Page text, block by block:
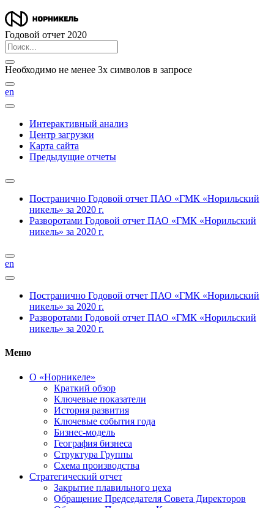
Годовой отчет 2020
Необходимо не менее 3х символов в запросе
en
Интерактивный анализ
Центр загрузки
Карта сайта
Предыдущие отчеты
Постранично Годовой отчет ПАО «ГМК «Норильский
никель» за 2020 г.
Разворотами Годовой отчет ПАО «ГМК «Норильский
никель» за 2020 г.
en
Постранично Годовой отчет ПАО «ГМК «Норильский
никель» за 2020 г.
Разворотами Годовой отчет ПАО «ГМК «Норильский
никель» за 2020 г.
Меню
О «Норникеле»
Краткий обзор
Ключевые показатели
История развития
Ключевые события года
Бизнес-модель
География бизнеса
Структура Группы
Схема производства
Стратегический отчет
Закрытие плавильного цеха
Обращение Председателя Совета Директоров